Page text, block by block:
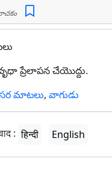
ప్రేలాపన చేయొద్దు.
మాటలు, వాగుడు
: हिन्दी English